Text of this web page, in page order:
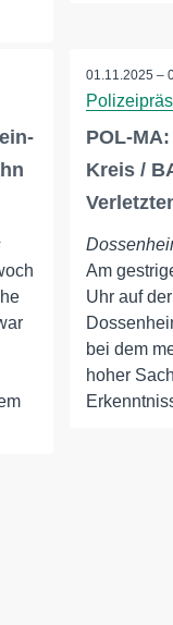
01.11.2025 –
POL-
Kreis /
Am
Uhr auf
bei dem
hoher